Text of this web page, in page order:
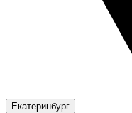
Екатеринбург